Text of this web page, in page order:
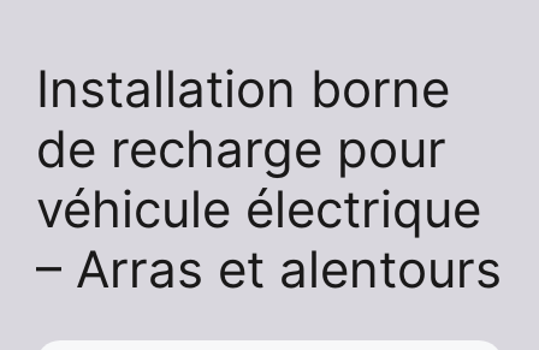
Installation borne
de recharge pour
véhicule électrique
– Arras et alentours